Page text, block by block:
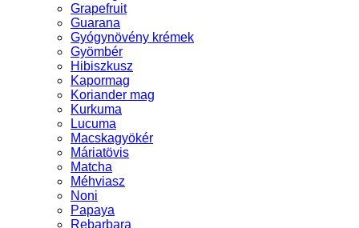
Grapefruit
Guarana
Gyógynövény krémek
Gyömbér
Hibiszkusz
Kapormag
Koriander mag
Kurkuma
Lucuma
Macskagyökér
Máriatövis
Matcha
Méhviasz
Noni
Papaya
Rebarbara